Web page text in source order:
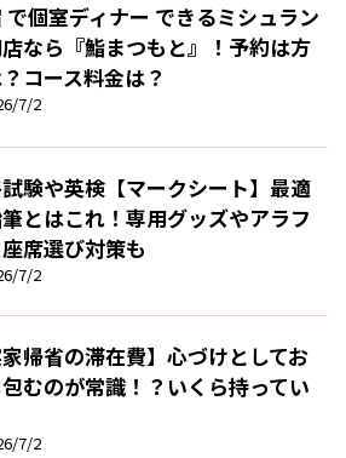
で個室ディナー できるミシュラン
なら『鮨まつもと』！予約は方
コース料金は？
7/2
験や英検【マークシート】最適
とはこれ！専用グッズやアラフ
席選び対策も
7/2
家帰省の滞在費】心づけとしてお
むのが常識！？いくら持ってい
7/2